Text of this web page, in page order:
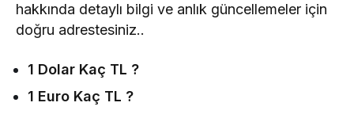
hakkında detaylı bilgi ve anlık güncellemeler için
doğru adrestesiniz..
1 Dolar Kaç TL ?
1 Euro Kaç TL ?